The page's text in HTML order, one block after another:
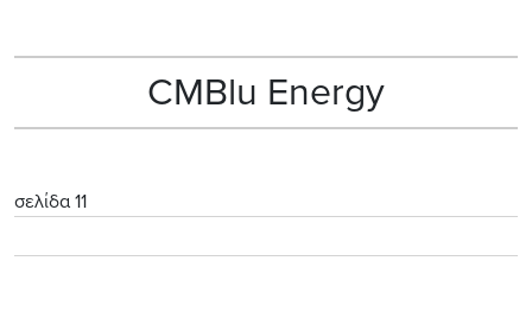
CMBlu Energy
σελίδα 11